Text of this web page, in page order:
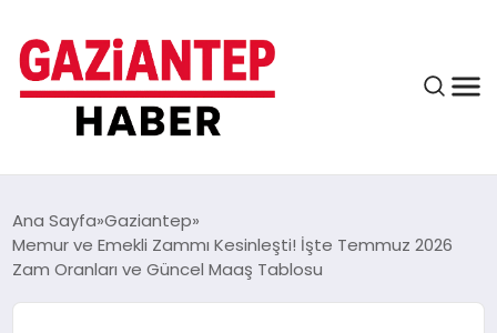
ASAYIŞ
EĞITIM
Ana Sayfa Gaziantep
Memur ve Emekli Zammı Kesinleşti! İşte Temmuz 2026
Zam Oranları ve Güncel Maaş Tablosu